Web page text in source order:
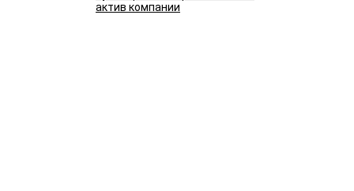
актив компании